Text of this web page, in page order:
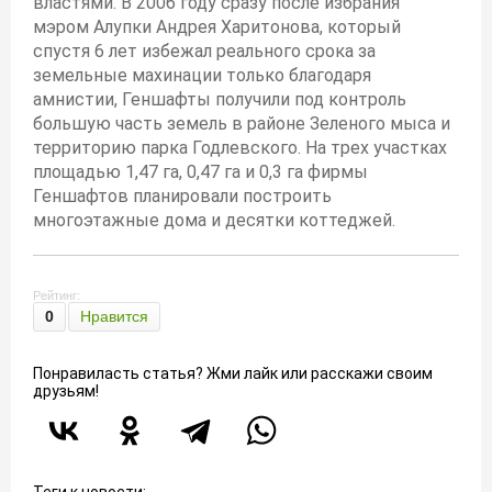
мэром Алупки Андрея Харитонова, который
спустя 6 лет избежал реального срока за
земельные махинации только благодаря
амнистии, Геншафты получили под контроль
большую часть земель в районе Зеленого мыса и
территорию парка Годлевского. На трех участках
площадью 1,47 га, 0,47 га и 0,3 га фирмы
Геншафтов планировали построить
многоэтажные дома и десятки коттеджей.
Рейтинг:
0 Нравится
Понравиласть статья? Жми лайк или расскажи своим
друзьям!